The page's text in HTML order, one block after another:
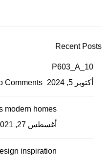
Recent Posts
P603_A_10
أكتوبر 5, 2024
Comments
modern homes
أغسطس 27, 2021
inspiration